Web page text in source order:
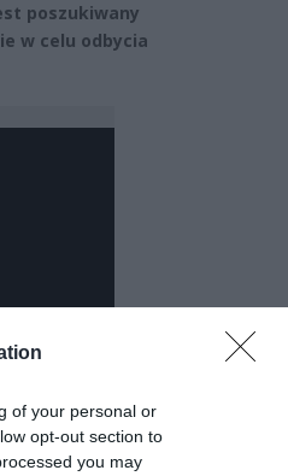
of your personal or
opt-out section to
you may
poszukiwany
w celu odbycia